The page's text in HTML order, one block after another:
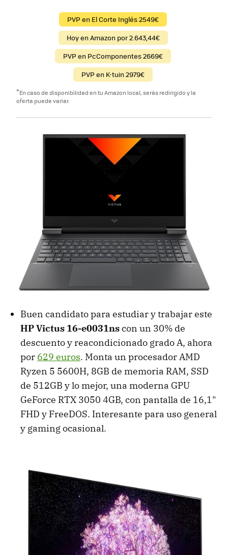
PVP en El Corte Inglés 2549€
Hoy en Amazon por 2.643,44€
PVP en PcComponentes 2669€
PVP en K-tuin 2979€
*En caso de disponibilidad en tu Amazon local, serás redirigido y la
oferta puede variar.
Buen candidato para estudiar y trabajar este
HP Victus 16-e0031nscon un 30% de
descuento y reacondicionado grado A, ahora
por 629 euros. Monta un procesador AMD
Ryzen 5 5600H, 8GB de memoria RAM, SSD
de 512GB y lo mejor, una moderna GPU
GeForce RTX 3050 4GB, con pantalla de 16,1"
FHD y FreeDOS. Interesante para uso general
y gaming ocasional.